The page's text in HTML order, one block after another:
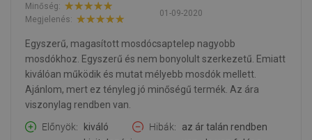
01-09-2020
Minőség:
Megjelenés:
Egyszerű, magasított mosdócsaptelep nagyobb
mosdókhoz. Egyszerű és nem bonyolult szerkezetű. Emiatt
kiválóan működik és mutat mélyebb mosdók mellett.
Ajánlom, mert ez tényleg jó minőségű termék. Az ára
viszonylag rendben van.
Előnyök
kiváló
Hibák
az ár talán rendben